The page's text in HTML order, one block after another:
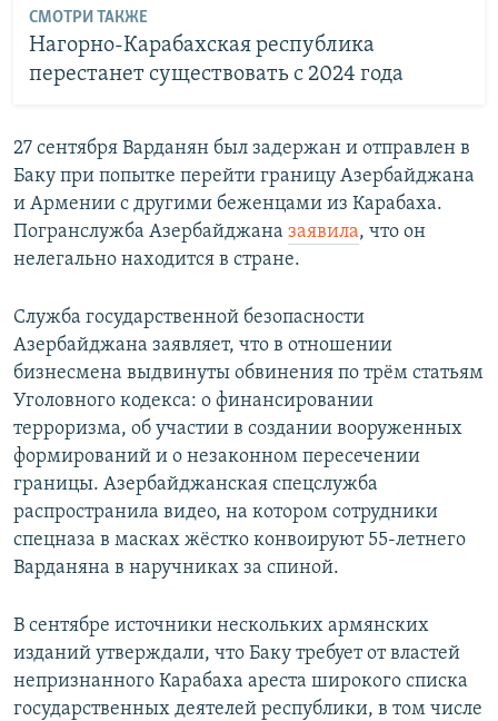
СМОТРИ ТАКЖЕ
Нагорно-Карабахская республика
перестанет существовать с 2024 года
27 сентября Варданян был задержан и отправлен в
Баку при попытке перейти границу Азербайджана
и Армении с другими беженцами из Карабаха.
Погранслужба Азербайджана заявила, что он
нелегально находится в стране.
Служба государственной безопасности
Азербайджана заявляет, что в отношении
бизнесмена выдвинуты обвинения по трём статьям
Уголовного кодекса: о финансировании
терроризма, об участии в создании вооруженных
формирований и о незаконном пересечении
границы. Азербайджанская спецслужба
распространила видео, на котором сотрудники
спецназа в масках жёстко конвоируют 55-летнего
Варданяна в наручниках за спиной.
В сентябре источники нескольких армянских
изданий утверждали, что Баку требует от властей
непризнанного Карабаха ареста широкого списка
государственных деятелей республики, в том числе